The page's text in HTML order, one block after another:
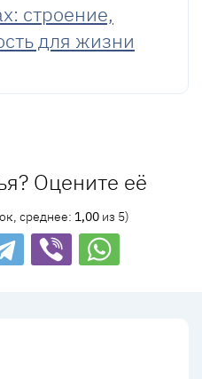
строение,
для жизни
Оцените её
среднее: 1,00из 5)